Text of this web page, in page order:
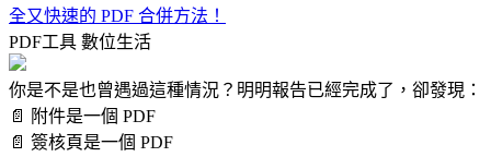
全又快速的 PDF 合併方法！
PDF工具 數位生活
你是不是也曾遇過這種情況？明明報告已經完成了，卻發現：
📄 附件是一個 PDF
📄 簽核頁是一個 PDF